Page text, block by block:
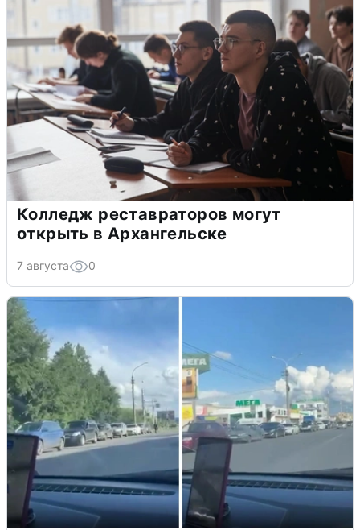
Колледж реставраторов могут
открыть в Архангельске
7 августа 0